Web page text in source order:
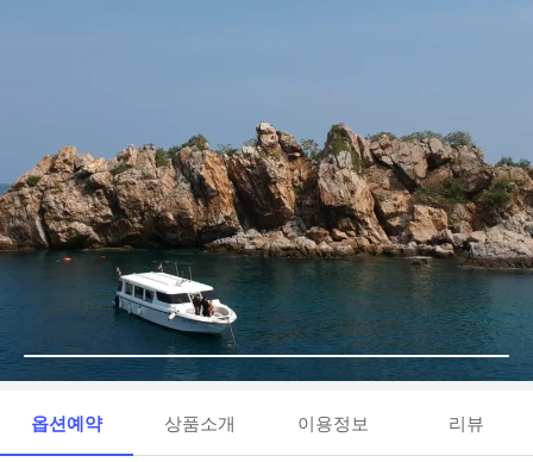
옵션예약 상품소개 이용정보 리뷰